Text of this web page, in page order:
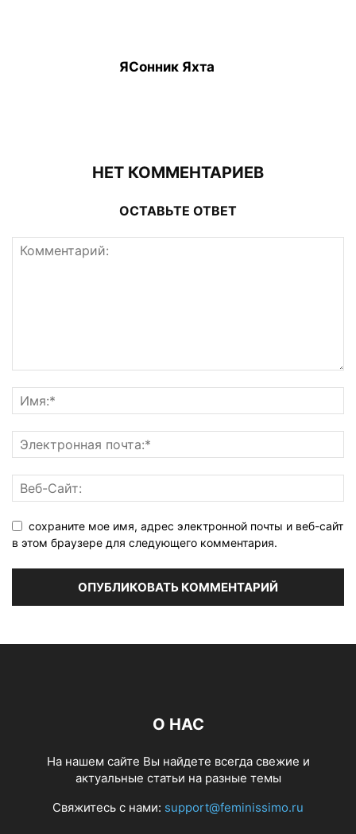
ЯСонник Яхта
НЕТ КОММЕНТАРИЕВ
ОСТАВЬТЕ ОТВЕТ
сохраните мое имя, адрес электронной почты и веб-сайт
в этом браузере для следующего комментария.
О НАС
На нашем сайте Вы найдете всегда свежие и
актуальные статьи на разные темы
Свяжитесь с нами: support@feminissimo.ru